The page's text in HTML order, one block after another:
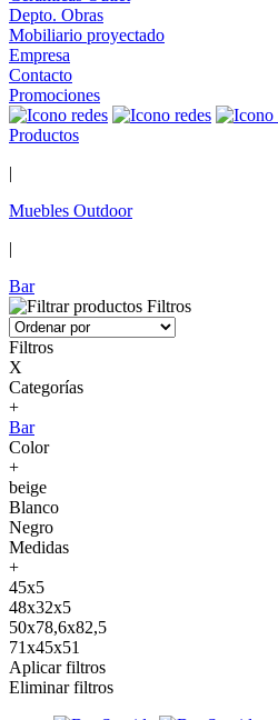
Depto. Obras
Mobiliario proyectado
Empresa
Contacto
Promociones
Productos
|
Muebles Outdoor
|
Bar
Filtros
Filtros
X
Categorías
+
Bar
Color
+
beige
Blanco
Negro
Medidas
+
45x5
48x32x5
50x78,6x82,5
71x45x51
Aplicar filtros
Eliminar filtros